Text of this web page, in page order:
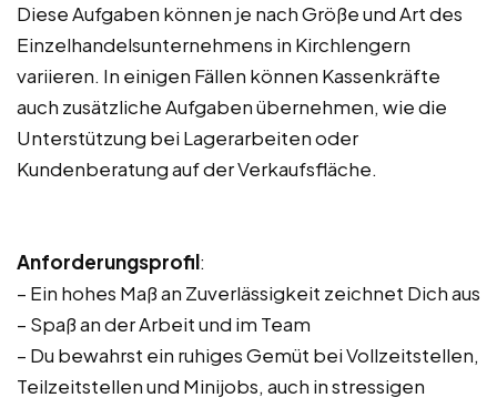
Diese Aufgaben können je nach Größe und Art des
Einzelhandelsunternehmens in Kirchlengern
variieren. In einigen Fällen können Kassenkräfte
auch zusätzliche Aufgaben übernehmen, wie die
Unterstützung bei Lagerarbeiten oder
Kundenberatung auf der Verkaufsfläche.
Anforderungsprofil:
– Ein hohes Maß an Zuverlässigkeit zeichnet Dich aus
– Spaß an der Arbeit und im Team
– Du bewahrst ein ruhiges Gemüt bei Vollzeitstellen,
Teilzeitstellen und Minijobs, auch in stressigen